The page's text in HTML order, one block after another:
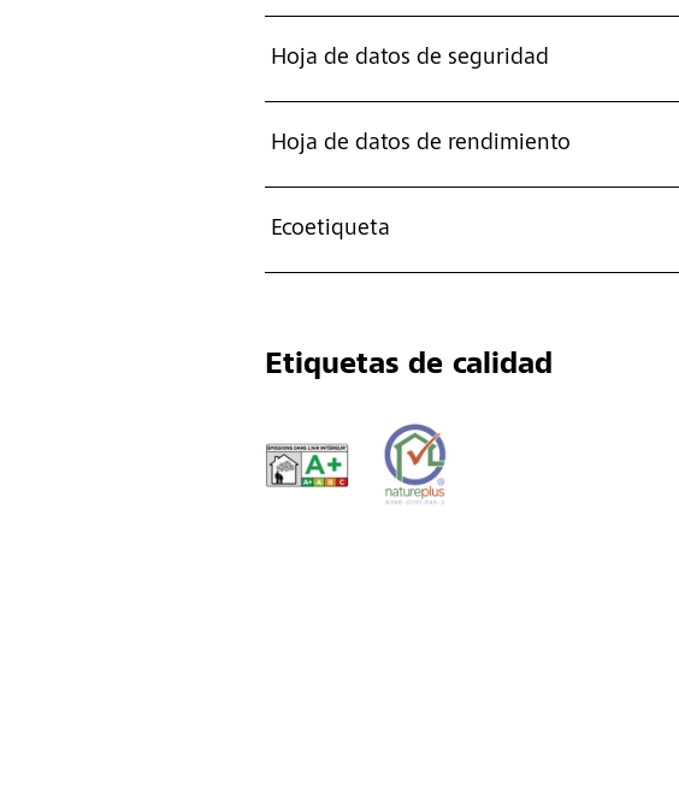
Hoja de datos de seguridad
Hoja de datos de rendimiento
Ecoetiqueta
Etiquetas de calidad